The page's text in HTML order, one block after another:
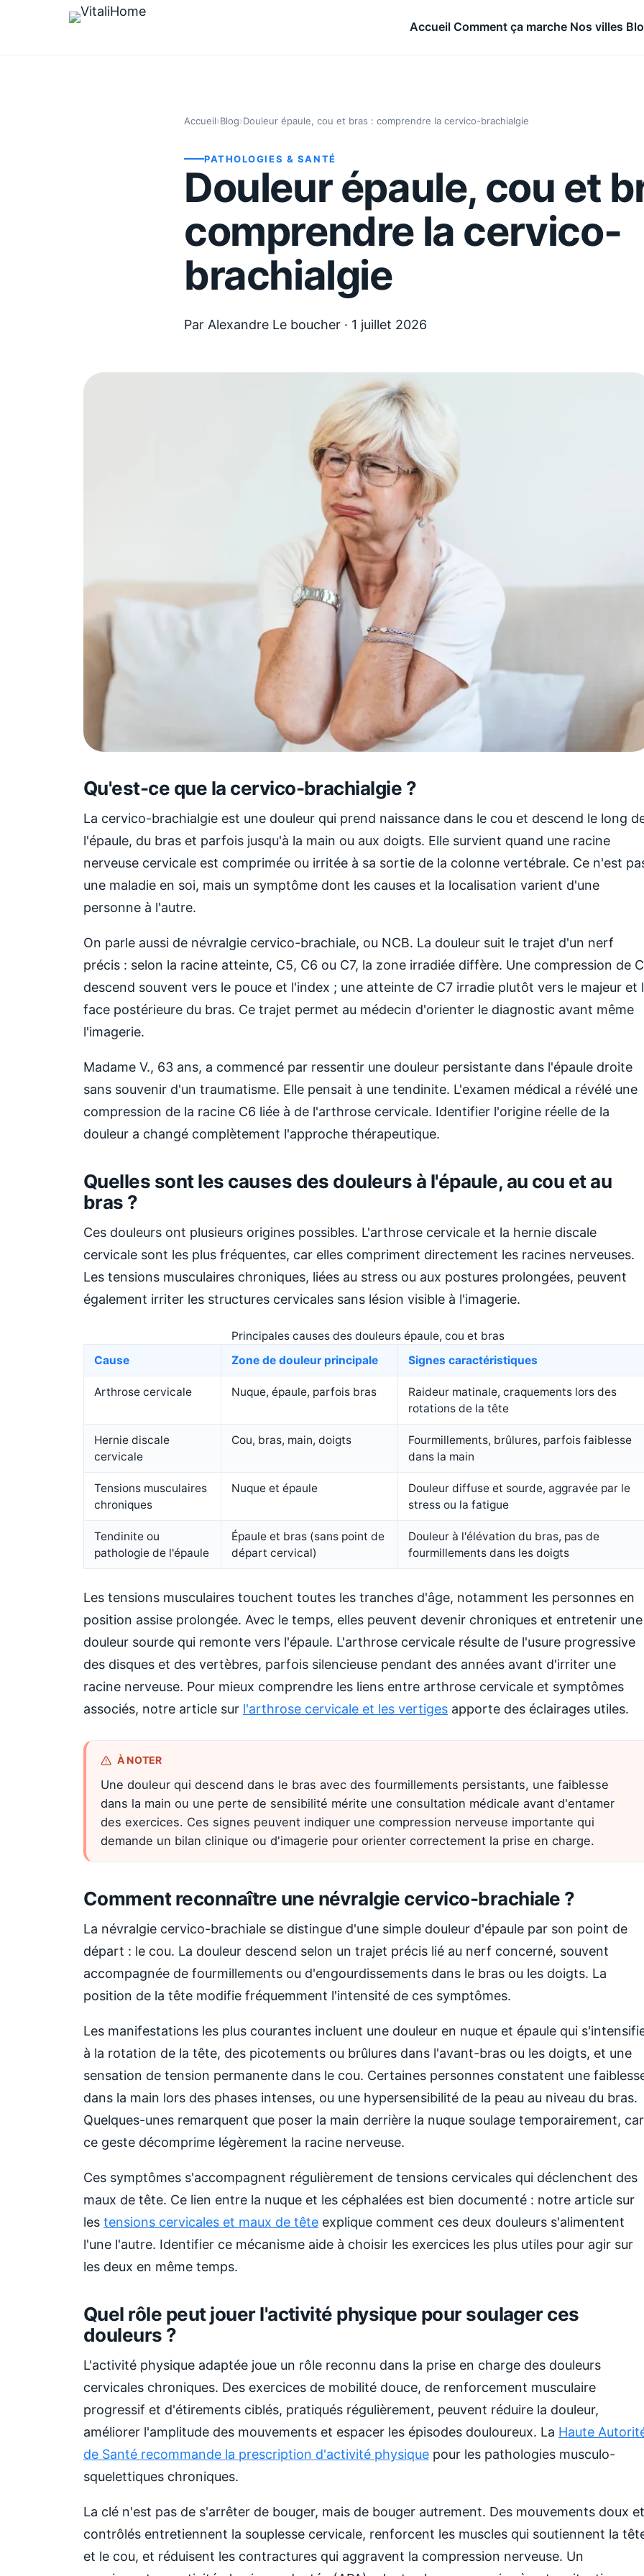
Accueil Comment ça marche Nos villes
Accueil›Blog›Douleur épaule, cou et bras : comprendre la cervico-brachialgie
PATHOLOGIES & SANTÉ
Douleur épaule, cou et
comprendre la cervico-
brachialgie
Par Alexandre Le boucher · 1 juillet 2026
Qu'est-ce que la cervico-brachialgie ?
La cervico-brachialgie est une douleur qui prend naissance dans le cou et descend le long
l'épaule, du bras et parfois jusqu'à la main ou aux doigts. Elle survient quand une racine
nerveuse cervicale est comprimée ou irritée à sa sortie de la colonne vertébrale. Ce n'est
une maladie en soi, mais un symptôme dont les causes et la localisation varient d'une
personne à l'autre.
On parle aussi de névralgie cervico-brachiale, ou NCB. La douleur suit le trajet d'un nerf
précis : selon la racine atteinte, C5, C6 ou C7, la zone irradiée diffère. Une compression de
descend souvent vers le pouce et l'index ; une atteinte de C7 irradie plutôt vers le majeur et
face postérieure du bras. Ce trajet permet au médecin d'orienter le diagnostic avant même
l'imagerie.
Madame V., 63 ans, a commencé par ressentir une douleur persistante dans l'épaule droite
sans souvenir d'un traumatisme. Elle pensait à une tendinite. L'examen médical a révélé une
compression de la racine C6 liée à de l'arthrose cervicale. Identifier l'origine réelle de la
douleur a changé complètement l'approche thérapeutique.
Quelles sont les causes des douleurs à l'épaule, au cou et au
bras ?
Ces douleurs ont plusieurs origines possibles. L'arthrose cervicale et la hernie discale
cervicale sont les plus fréquentes, car elles compriment directement les racines nerveuses.
Les tensions musculaires chroniques, liées au stress ou aux postures prolongées, peuvent
également irriter les structures cervicales sans lésion visible à l'imagerie.
Principales causes des douleurs épaule, cou et bras
Cause
Zone de douleur principale Signes caractéristiques
Arthrose cervicale Nuque, épaule, parfois bras
Raideur matinale, craquements lors des
rotations de la tête
Hernie discale
cervicale
Cou, bras, main, doigts
Fourmillements, brûlures, parfois faiblesse
dans la main
Tensions musculaires
chroniques
Nuque et épaule
Douleur diffuse et sourde, aggravée par le
stress ou la fatigue
Tendinite ou
pathologie de l'épaule
Épaule et bras (sans point de
départ cervical)
Douleur à l'élévation du bras, pas de
fourmillements dans les doigts
Les tensions musculaires touchent toutes les tranches d'âge, notamment les personnes en
position assise prolongée. Avec le temps, elles peuvent devenir chroniques et entretenir une
douleur sourde qui remonte vers l'épaule. L'arthrose cervicale résulte de l'usure progressive
des disques et des vertèbres, parfois silencieuse pendant des années avant d'irriter une
racine nerveuse. Pour mieux comprendre les liens entre arthrose cervicale et symptômes
associés, notre article sur l'arthrose cervicale et les vertiges apporte des éclairages utiles.
À NOTER
Une douleur qui descend dans le bras avec des fourmillements persistants, une faiblesse
dans la main ou une perte de sensibilité mérite une consultation médicale avant d'entamer
des exercices. Ces signes peuvent indiquer une compression nerveuse importante qui
demande un bilan clinique ou d'imagerie pour orienter correctement la prise en charge.
Comment reconnaître une névralgie cervico-brachiale ?
La névralgie cervico-brachiale se distingue d'une simple douleur d'épaule par son point de
départ : le cou. La douleur descend selon un trajet précis lié au nerf concerné, souvent
accompagnée de fourmillements ou d'engourdissements dans le bras ou les doigts. La
position de la tête modifie fréquemment l'intensité de ces symptômes.
Les manifestations les plus courantes incluent une douleur en nuque et épaule qui
à la rotation de la tête, des picotements ou brûlures dans l'avant-bras ou les doigts, et une
sensation de tension permanente dans le cou. Certaines personnes constatent une
dans la main lors des phases intenses, ou une hypersensibilité de la peau au niveau du bras.
Quelques-unes remarquent que poser la main derrière la nuque soulage temporairement, car
ce geste décomprime légèrement la racine nerveuse.
Ces symptômes s'accompagnent régulièrement de tensions cervicales qui déclenchent des
maux de tête. Ce lien entre la nuque et les céphalées est bien documenté : notre article sur
les tensions cervicales et maux de tête explique comment ces deux douleurs s'alimentent
l'une l'autre. Identifier ce mécanisme aide à choisir les exercices les plus utiles pour agir sur
les deux en même temps.
Quel rôle peut jouer l'activité physique pour soulager ces
douleurs ?
L'activité physique adaptée joue un rôle reconnu dans la prise en charge des douleurs
cervicales chroniques. Des exercices de mobilité douce, de renforcement musculaire
progressif et d'étirements ciblés, pratiqués régulièrement, peuvent réduire la douleur,
améliorer l'amplitude des mouvements et espacer les épisodes douloureux. La Haute
de Santé recommande la prescription d'activité physique pour les pathologies musculo-
squelettiques chroniques.
La clé n'est pas de s'arrêter de bouger, mais de bouger autrement. Des mouvements doux et
contrôlés entretiennent la souplesse cervicale, renforcent les muscles qui soutiennent la
et le cou, et réduisent les contractures qui aggravent la compression nerveuse. Un